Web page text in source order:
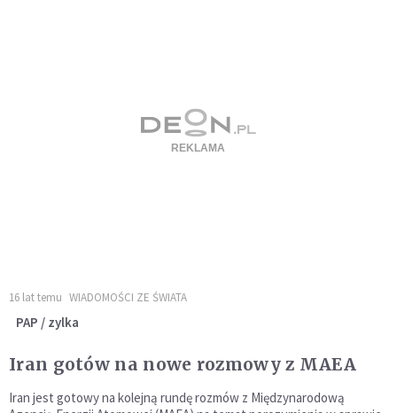
16 lat temu WIADOMOŚCI ZE ŚWIATA
PAP / zylka
Iran gotów na nowe rozmowy z MAEA
Iran jest gotowy na kolejną rundę rozmów z Międzynarodową